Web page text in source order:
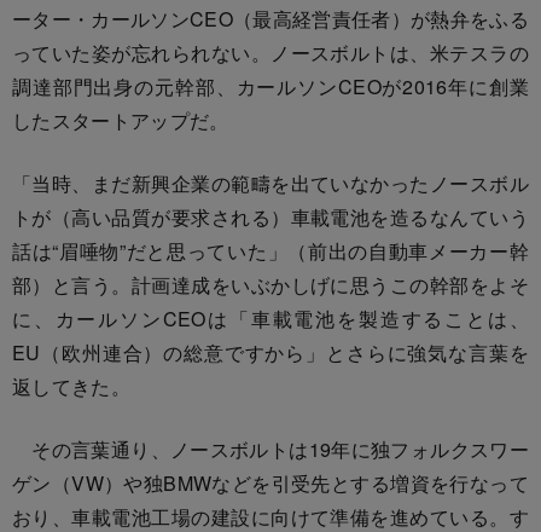
ーター・カールソンCEO（最高経営責任者）が熱弁をふる
っていた姿が忘れられない。ノースボルトは、米テスラの
調達部門出身の元幹部、カールソンCEOが2016年に創業
したスタートアップだ。
「当時、まだ新興企業の範疇を出ていなかったノースボル
トが（高い品質が要求される）車載電池を造るなんていう
話は“眉唾物”だと思っていた」（前出の自動車メーカー幹
部）と言う。計画達成をいぶかしげに思うこの幹部をよそ
に、カールソンCEOは「車載電池を製造することは、
EU（欧州連合）の総意ですから」とさらに強気な言葉を
返してきた。
その言葉通り、ノースボルトは19年に独フォルクスワー
ゲン（VW）や独BMWなどを引受先とする増資を行なって
おり、車載電池工場の建設に向けて準備を進めている。す